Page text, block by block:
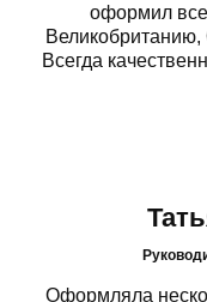
оформил
Всегда
Оформляла